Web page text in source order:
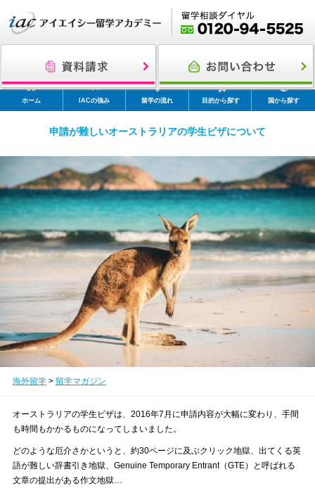
ホーム IACの強み 留学の流れ 目的から探す 国から探す
申請が難しいオーストラリアの学生ビザについて
海外留学> 留学マガジン
オーストラリアの学生ビザは、2016年7月に申請内容が大幅に変わり、手間
も時間もかかるものになってしまいました。
どのような厄介さかというと、約30ページに及ぶクリック地獄、出てくる英
語が難しい辞書引き地獄、Genuine Temporary Entrant（GTE）と呼ばれる
文章の提出がある作文地獄…